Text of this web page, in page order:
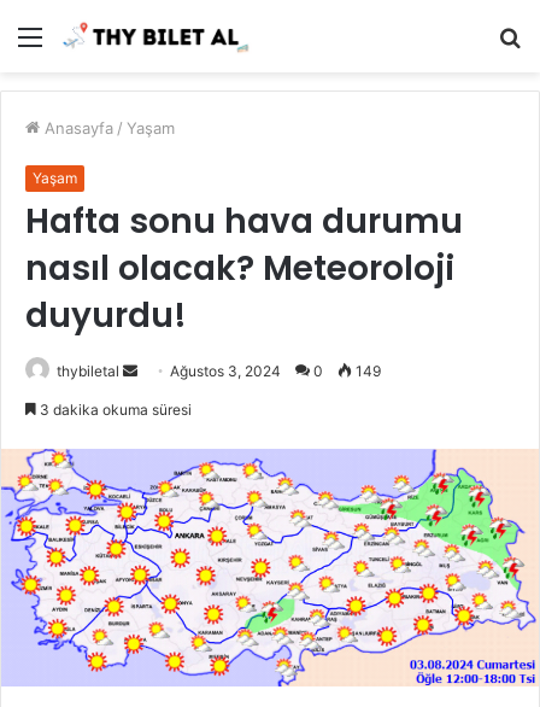
Menü
Anasayfa / Yaşam
Yaşam
Hafta sonu hava durumu
nasıl olacak? Meteoroloji
duyurdu!
thybiletal
Bir
göndermek
Ağustos 3, 2024 0 149
3 dakika okuma süresi